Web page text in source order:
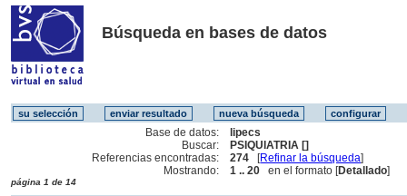
Búsqueda en bases de datos
Base de datos:
lipecs
Buscar:
PSIQUIATRIA []
Referencias encontradas:
274 [Refinar la búsqueda]
Mostrando:
1 .. 20 en el formato [Detallado]
página 1 de 14